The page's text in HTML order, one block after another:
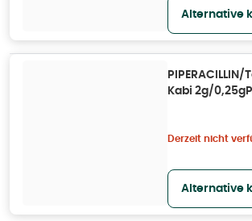
Alternative
Kabi 2g/
Derzeit nicht
Alternative